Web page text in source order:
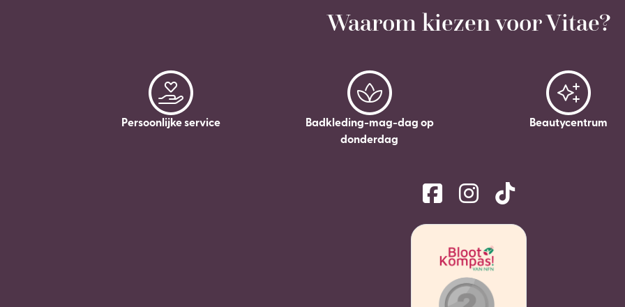
Waarom kiezen voor Vitae?
Persoonlijke service
Badkleding-mag-dag op
donderdag
Beautycentrum